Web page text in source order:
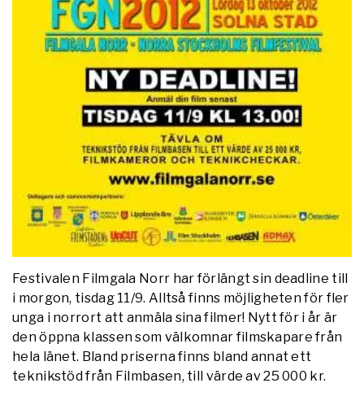
Festivalen Filmgala Norr har förlängt sin deadline till
i morgon, tisdag 11/9. Alltså finns möjligheten för fler
unga i norrort att anmäla sina filmer! Nytt för i år är
den öppna klassen som välkomnar filmskapare från
hela länet. Bland priserna finns bland annat ett
teknikstöd från Filmbasen, till värde av 25 000 kr.